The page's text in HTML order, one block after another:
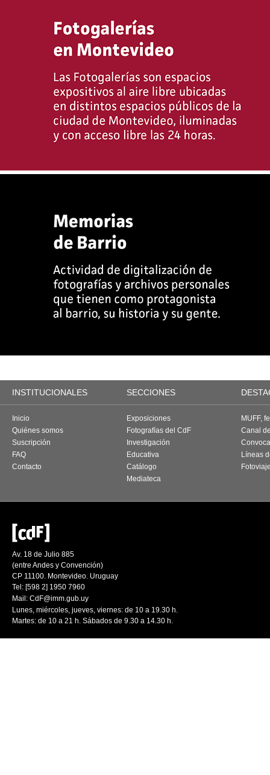
INSTITUCIONALES SECCIONES
Inicio
Quiénes somos
Suscripción
FAQ
Contacto
Exposiciones
Fotografías del CdF
Investigación
Educativa
Catálogo
Mediateca
MUFF,
Canal
Líneas
Av. 18 de Julio 885
(entre Andes y Convención)
CP 11100. Montevideo. Uruguay
Tel: [598 2] 1950 7960
Mail: CdF@imm.gub.uy
Lunes, miércoles, jueves, viernes: de 10 a 19.30 h.
Martes: de 10 a 21 h. Sábados de 9.30 a 14.30 h.